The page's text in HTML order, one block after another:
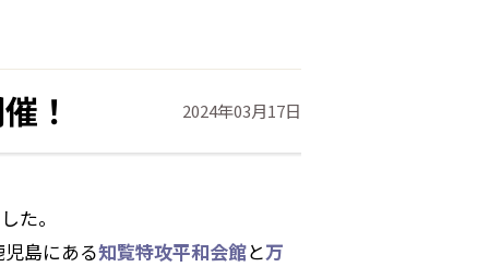
！ 2024年03月17日
た。
島にある知覧特攻平和会館と万